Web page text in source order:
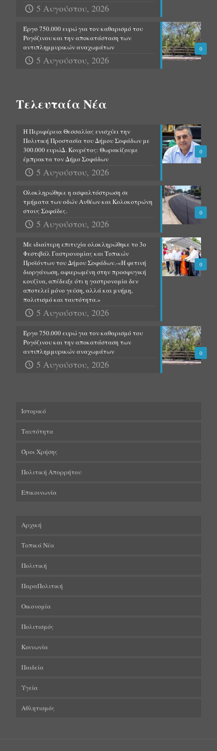
5 Αυγούστου, 2026
0
Έργο 750.000 ευρώ για τον καθαρισμό του
Ρογόζινου και την αποκατάσταση των
αντιπλημμυρικών αναχωμάτων
5 Αυγούστου, 2026
Τελευταία Νέα
0
Η Περιφέρεια Θεσσαλίας ενισχύει την
Πολιτική Προστασία του Δήμου Σοφάδων με
300.000 ευρώΔ. Κουρέτας: Θωρακίζουμε
έμπρακτα τον Δήμο Σοφάδων
5 Αυγούστου, 2026
0
Ολοκληρώθηκε η ασφαλτόστρωση σε
τμήματα των οδών Ανθέων και Κολοκοτρώνη
στους Σοφάδες.
5 Αυγούστου, 2026
0
Με ιδιαίτερη επιτυχία ολοκληρώθηκε το 3ο
Φεστιβάλ Γαστρονομίας και Τοπικών
Προϊόντων του Δήμου Σοφάδων.-«Η φετινή
διοργάνωση, αφιερωμένη στην προσφυγική
κουζίνα, απέδειξε ότι η γαστρονομία δεν
αποτελεί μόνο γεύση, αλλά και μνήμη,
πολιτισμό και ταυτότητα.»
5 Αυγούστου, 2026
0
Έργο 750.000 ευρώ για τον καθαρισμό του
Ρογόζινου και την αποκατάσταση των
αντιπλημμυρικών αναχωμάτων
5 Αυγούστου, 2026
Ιστορικό
Ταυτότητα
Όροι Χρήσης
Πολιτική Απορρήτου
Επικοινωνία
Αρχική
Τοπικά Νέα
Πολιτική
ΠαραΠολιτική
Οικονομία
Πολιτισμός
Κοινωνία
Παιδεία
Υγεία
Αθλητισμός